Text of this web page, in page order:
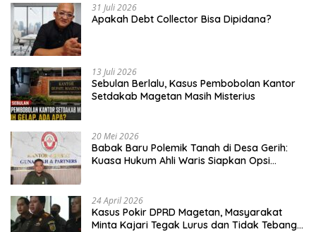
31 Juli 2026
Apakah Debt Collector Bisa Dipidana?
13 Juli 2026
Sebulan Berlalu, Kasus Pembobolan Kantor
Setdakab Magetan Masih Misterius
20 Mei 2026
Babak Baru Polemik Tanah di Desa Gerih:
Kuasa Hukum Ahli Waris Siapkan Opsi
24 April 2026
Kasus Pokir DPRD Magetan, Masyarakat
Minta Kajari Tegak Lurus dan Tidak Tebang